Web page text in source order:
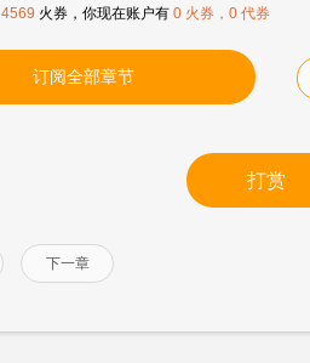
4569 火券，你现在账户有 0 火券，0 代券
订阅全部章节
打赏
下一章